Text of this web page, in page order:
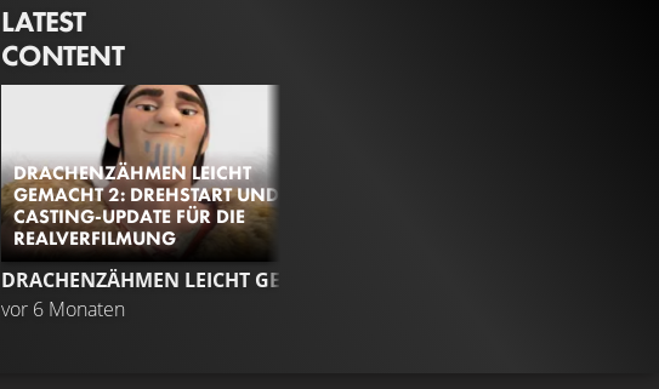
LATEST
CONTENT
DRACHENZÄHMEN LEICHT
GEMACHT 2: DREHSTART UND
CASTING-UPDATE FÜR DIE
REALVERFILMUNG
vor 6 Monaten